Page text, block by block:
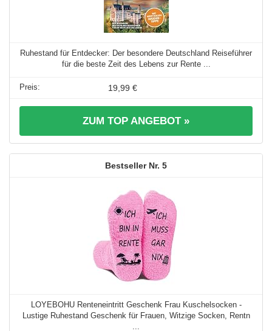
Ruhestand für Entdecker: Der besondere Deutschland Reiseführer
für die beste Zeit des Lebens zur Rente ...
19,99 €
ZUM TOP ANGEBOT »
5
LOYEBOHU Renteneintritt Geschenk Frau Kuschelsocken -
Lustige Ruhestand Geschenk für Frauen, Witzige Socken, Rentn